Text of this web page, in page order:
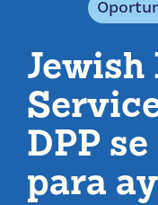
Jewish
DPP
para